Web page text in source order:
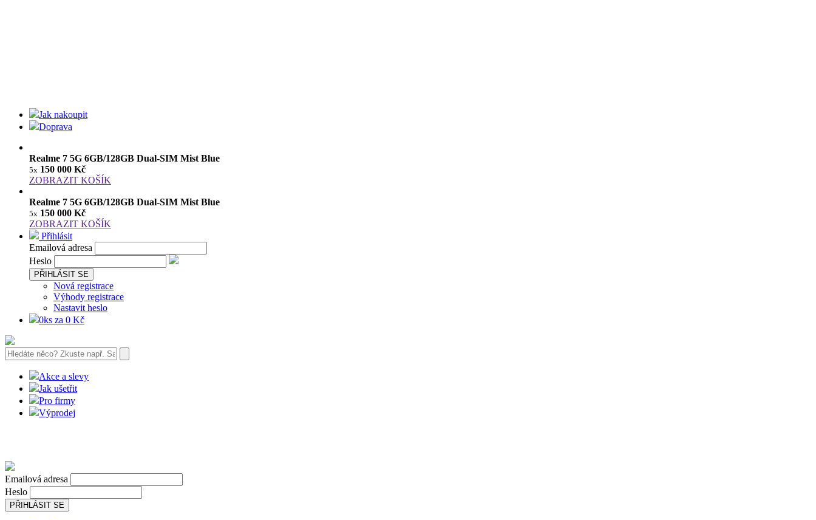
Jak nakoupit
Doprava
Realme 7 5G 6GB/128GB Dual-SIM Mist Blue
5x 150 000 Kč
ZOBRAZIT KOŠÍK
Realme 7 5G 6GB/128GB Dual-SIM Mist Blue
5x 150 000 Kč
ZOBRAZIT KOŠÍK
Přihlásit
Emailová adresa
Heslo
PŘIHLÁSIT SE
Nová registrace
Výhody registrace
Nastavit heslo
0ks za 0 Kč
Akce a slevy
Jak ušetřit
Pro firmy
Výprodej
Emailová adresa
Heslo
PŘIHLÁSIT SE